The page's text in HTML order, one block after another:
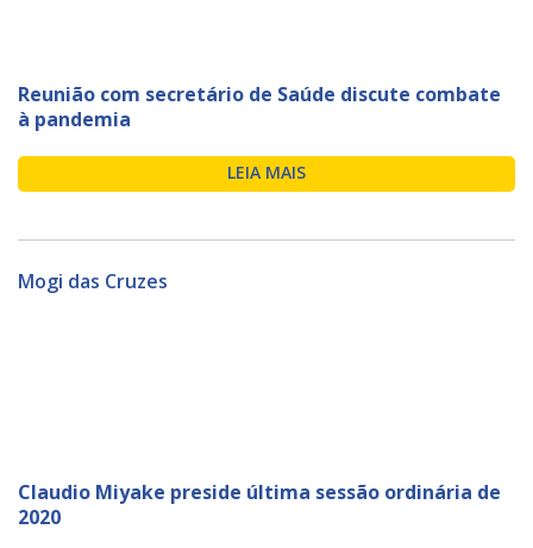
Reunião com secretário de Saúde discute combate
à pandemia
LEIA MAIS
Mogi das Cruzes
Claudio Miyake preside última sessão ordinária de
2020